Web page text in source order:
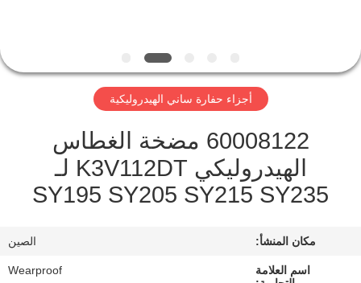
الجودة
اطلب
خريطة
أجزاء حفارة ساني الهيدروليكية
60008122 مضخة الغطاس
الهيدروليكي K3V112DT لـ
SY195 SY205 SY215 SY235
مكان المنشأ: الصين
اسم العلامة
Wearproof